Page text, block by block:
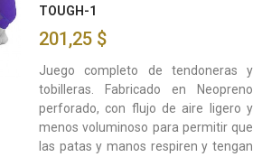
TOUGH-1
201,25 $
Juego completo de tendoneras y
tobilleras. Fabricado en Neopreno
perforado, con flujo de aire ligero y
menos voluminoso para permitir que
las patas y manos respiren y tengan